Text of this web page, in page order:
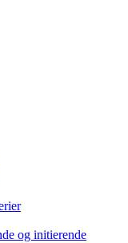
og initierende